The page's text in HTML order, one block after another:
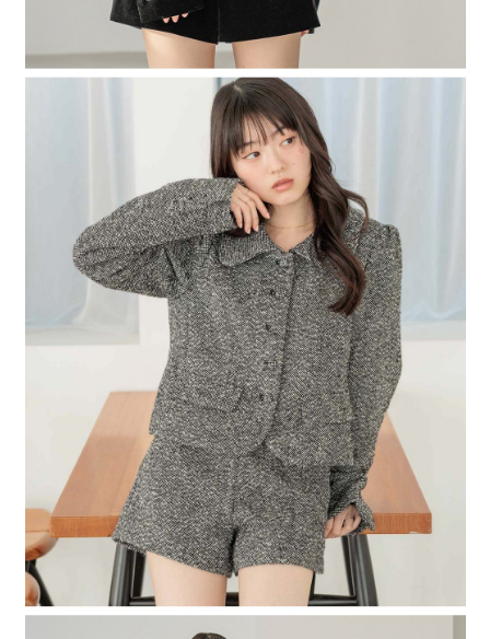
時審查核予不同之上限額度；若仍有額度不足之情形，本公司將視審查結果
請求用戶進行身份認證。
５．嚴禁一人註冊多個帳號或使用他人資訊註冊。若發現惡意使用之情形，
恩沛科技股份有限公司將有權停止該用戶之使用額度並採取法律行動。